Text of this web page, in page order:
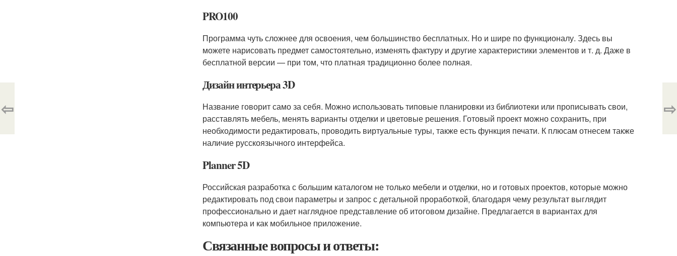
PRO100
Программа чуть сложнее для освоения, чем большинство бесплатных. Но и шире по функционалу. Здесь вы
можете нарисовать предмет самостоятельно, изменять фактуру и другие характеристики элементов и т. д. Даже в
бесплатной версии — при том, что платная традиционно более полная.
Дизайн интерьера 3D
Название говорит само за себя. Можно использовать типовые планировки из библиотеки или прописывать свои,
расставлять мебель, менять варианты отделки и цветовые решения. Готовый проект можно сохранить, при
необходимости редактировать, проводить виртуальные туры, также есть функция печати. К плюсам отнесем также
наличие русскоязычного интерфейса.
Planner 5D
Российская разработка с большим каталогом не только мебели и отделки, но и готовых проектов, которые можно
редактировать под свои параметры и запрос с детальной проработкой, благодаря чему результат выглядит
профессионально и дает наглядное представление об итоговом дизайне. Предлагается в вариантах для
компьютера и как мобильное приложение.
Связанные вопросы и ответы:
⇦ ⇨